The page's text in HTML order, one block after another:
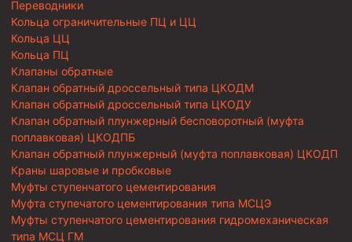
Переводники
Кольца ограничительные ПЦ и ЦЦ
Кольца ЦЦ
Кольца ПЦ
Клапаны обратные
Клапан обратный дроссельный типа ЦКОДМ
Клапан обратный дроссельный типа ЦКОДУ
Клапан обратный плунжерный бесповоротный (муфта
поплавковая) ЦКОДПБ
Клапан обратный плунжерный (муфта поплавковая) ЦКОДП
Краны шаровые и пробковые
Муфты ступенчатого цементирования
Муфта ступечатого цементирования типа МСЦЭ
Муфты ступенчатого цементирования гидромеханическая
типа МСЦ ГМ